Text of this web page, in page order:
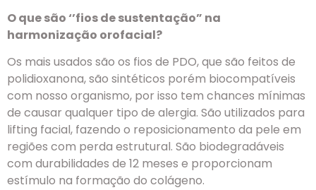
O que são ‘’fios de sustentação” na
harmonização orofacial?
Os mais usados são os fios de PDO, que são feitos de
polidioxanona, são sintéticos porém biocompatíveis
com nosso organismo, por isso tem chances mínimas
de causar qualquer tipo de alergia. São utilizados para
lifting facial, fazendo o reposicionamento da pele em
regiões com perda estrutural. São biodegradáveis
com durabilidades de 12 meses e proporcionam
estímulo na formação do colágeno.